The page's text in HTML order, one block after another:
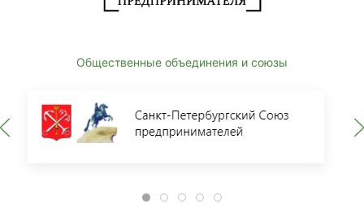
Общественные объединения и союзы